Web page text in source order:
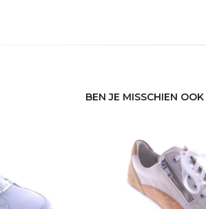
BEN JE MISSCHIEN